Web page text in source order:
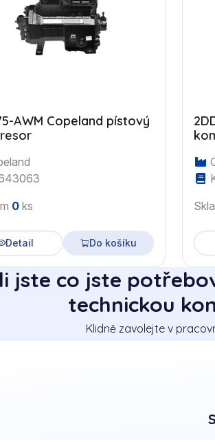
AWM Copeland pístový
0 ks
Detail Do košíku
jste co jste
technickou
Klidně zavolejte v